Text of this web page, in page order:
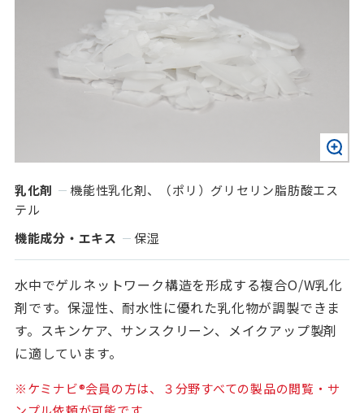
乳化剤
機能性乳化剤、（ポリ）グリセリン脂肪酸エス
テル
機能成分・エキス
保湿
水中でゲルネットワーク構造を形成する複合O/W乳化
剤です。保湿性、耐水性に優れた乳化物が調製できま
す。スキンケア、サンスクリーン、メイクアップ製剤
に適しています。
※ケミナビ®会員の方は、３分野すべての製品の閲覧・サ